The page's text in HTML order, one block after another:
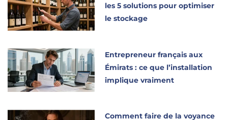
les 5 solutions pour optimiser
le stockage
Entrepreneur français aux
Émirats : ce que l’installation
implique vraiment
Comment faire de la voyance